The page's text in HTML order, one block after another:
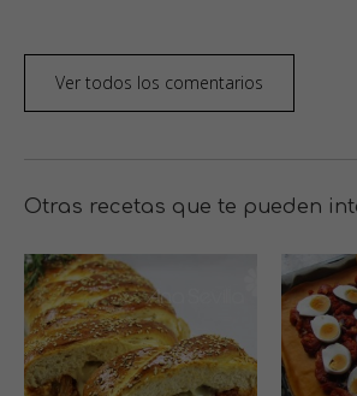
Ver todos los comentarios
Otras recetas que te pueden